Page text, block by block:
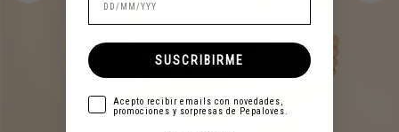
SUSCRIBIRME
aceptarAcepto recibir emails con novedades,
promociones y sorpresas de Pepaloves.